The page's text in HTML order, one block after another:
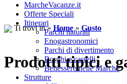
MarcheVacanze.it
Offerte Speciali
Itinerari
Parchi naturali
Enogastronomici
Parchi di divertimento
Borghi e castelli
Benessere nelle Marche
Strutture
Ti trovi in » Home» Gusto
Prodotti tipici e